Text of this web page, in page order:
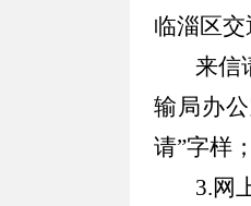
临淄区
来信
输局办
请”字样
3.网